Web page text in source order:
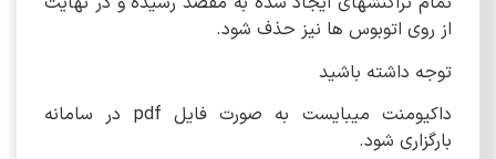
از روی اتوبوس ها نیز حذف شود.
توجه داشته باشید
داکیومنت میبایست به صورت فایل pdf در سامانه
بارگزاری شود.